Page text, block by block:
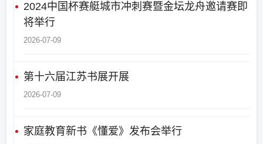
2024中国杯赛艇城市冲刺赛暨金坛龙舟邀请赛即
将举行
2026-07-09
第十六届江苏书展开展
2026-07-09
家庭教育新书《懂爱》发布会举行